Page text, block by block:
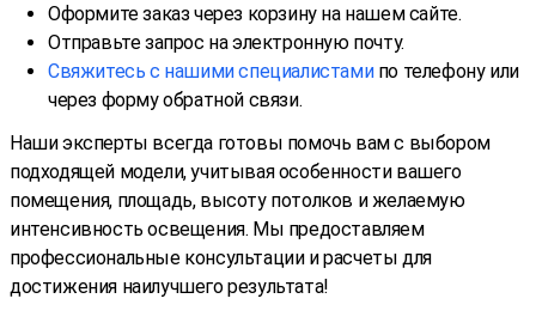
Оформите заказ через корзину на нашем сайте.
Отправьте запрос на электронную почту.
Свяжитесь с нашими специалистамипо телефону или
через форму обратной связи.
Наши эксперты всегда готовы помочь вам с выбором
подходящей модели, учитывая особенности вашего
помещения, площадь, высоту потолков и желаемую
интенсивность освещения. Мы предоставляем
профессиональные консультации и расчеты для
достижения наилучшего результата!